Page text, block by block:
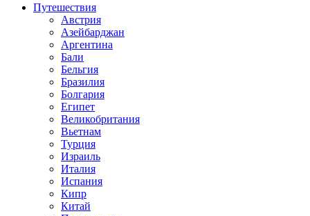
Путешествия
Австрия
Азейбарджан
Аргентина
Бали
Бельгия
Бразилия
Болгария
Египет
Великобритания
Вьетнам
Турция
Израиль
Италия
Испания
Кипр
Китай